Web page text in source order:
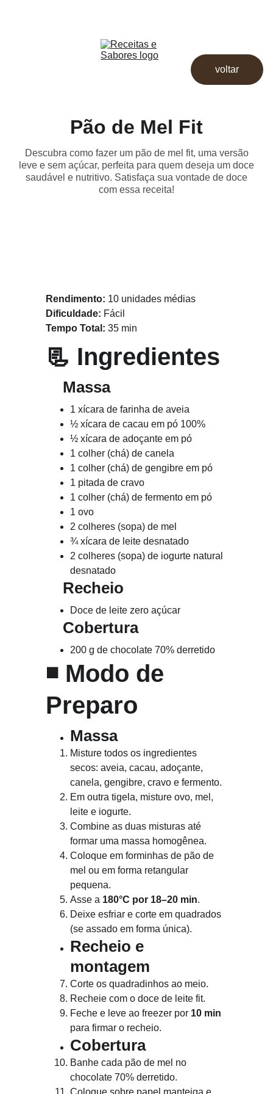
voltar
Pão de Mel Fit
Descubra como fazer um pão de mel fit, uma versão
leve e sem açúcar, perfeita para quem deseja um doce
saudável e nutritivo. Satisfaça sua vontade de doce
com essa receita!
Rendimento: 10 unidades médias
Dificuldade: Fácil
Tempo Total: 35 min
📃 Ingredientes
    Massa
1 xícara de farinha de aveia
½ xícara de cacau em pó 100%
½ xícara de adoçante em pó
1 colher (chá) de canela
1 colher (chá) de gengibre em pó
1 pitada de cravo
1 colher (chá) de fermento em pó
1 ovo
2 colheres (sopa) de mel
¾ xícara de leite desnatado
2 colheres (sopa) de iogurte natural
desnatado
    Recheio
Doce de leite zero açúcar
    Cobertura
200 g de chocolate 70% derretido
◾ Modo de
Preparo
Massa
Misture todos os ingredientes
secos: aveia, cacau, adoçante,
canela, gengibre, cravo e fermento.
Em outra tigela, misture ovo, mel,
leite e iogurte.
Combine as duas misturas até
formar uma massa homogênea.
Coloque em forminhas de pão de
mel ou em forma retangular
pequena.
Asse a 180°C por 18–20 min.
Deixe esfriar e corte em quadrados
(se assado em forma única).
Recheio e
montagem
Corte os quadradinhos ao meio.
Recheie com o doce de leite fit.
Feche e leve ao freezer por 10 min
para firmar o recheio.
Cobertura
Banhe cada pão de mel no
chocolate 70% derretido.
Coloque sobre papel manteiga e